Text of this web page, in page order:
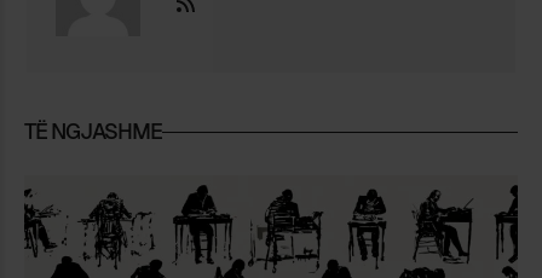
TË NGJASHME